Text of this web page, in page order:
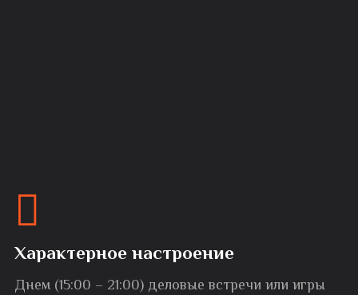
Характерное настроение
Днем (15:00 – 21:00) деловые встречи или игры